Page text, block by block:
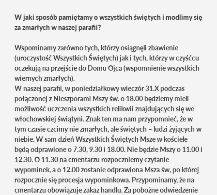
W jaki sposób pamiętamy o wszystkich świętych i modlimy się
za zmarłych w naszej parafii?
Wspominamy zarówno tych, którzy osiągnęli zbawienie
(uroczystość Wszystkich Świętych) jak i tych, którzy w czyśćcu
oczekują na przejście do Domu Ojca (wspomnienie wszystkich
wiernych zmarłych).
W naszej parafii, w poniedziałkowy wieczór 31.X podczas
połączonej z Nieszporami Mszy św. o 18.00 będziemy mieli
możliwość uczczenia wszystkich relikwii znajdujących się we
włochowskiej świątyni. Znak ten ma nam przypomnieć, że w
tym czasie czcimy nie zmarłych, ale świętych – ludzi żyjących w
niebie. W sam dzień Wszystkich Świętych Msze w kościele
będą odprawione o 7.30, 9.30 i 18.00. Nie będzie Mszy o 11.00 i
12.30. O 11.30 na cmentarzu rozpoczniemy czytanie
wypominek, a o 12.00 zostanie odprawiona Msza św, po której
rozpocznie się procesja wypominkowa. Przypominamy, że na
cmentarzu obowiązuje zakaz handlu. Za pobożne odwiedzenie